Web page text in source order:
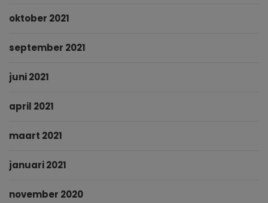
oktober 2021
september 2021
juni 2021
april 2021
maart 2021
januari 2021
november 2020